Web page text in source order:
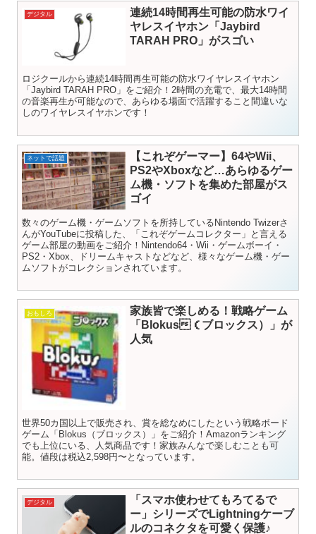
デジタル
連続14時間再生可能の防水ワイ
ヤレスイヤホン「Jaybird
TARAH PRO」がスゴい
ロジクールから連続14時間再生可能の防水ワイヤレスイヤホン
「Jaybird TARAH PRO」をご紹介！2時間の充電で、最大14時間
の音楽再生が可能なので、あらゆる場面で活躍すること間違いな
しのワイヤレスイヤホンです！
ネットで話題
【これぞゲーマー】64やWii、
PS2やXboxなど…あらゆるゲー
ム機・ソフトを集めた部屋がス
ゴイ
数々のゲーム機・ゲームソフトを所持しているNintendo Twizerさ
んがYouTubeに投稿した、「これぞゲームコレクター」と言える
ゲーム部屋の動画をご紹介！Nintendo64・Wii・ゲームボーイ・
PS2・Xbox、ドリームキャストなどなど、様々なゲーム機・ゲー
ムソフトがコレクションされています。
おもしろ
家族皆で楽しめる！戦略ゲーム
「Blokus（ブロックス）」が
人気
世界50カ国以上で販売され、賞を総なめにしたという戦略ボード
ゲーム「Blokus（ブロックス）」をご紹介！Amazonランキング
でも上位にいる、人気商品です！家族みんなで楽しむことも可
能。値段は税込2,598円〜となっています。
デジタル
「スマホ使わせてもろてるで
ー」シリーズでLightningケーブ
ルのコネクタを可愛く保護♪